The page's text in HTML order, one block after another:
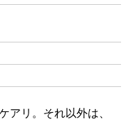
アリ。それ以外は、